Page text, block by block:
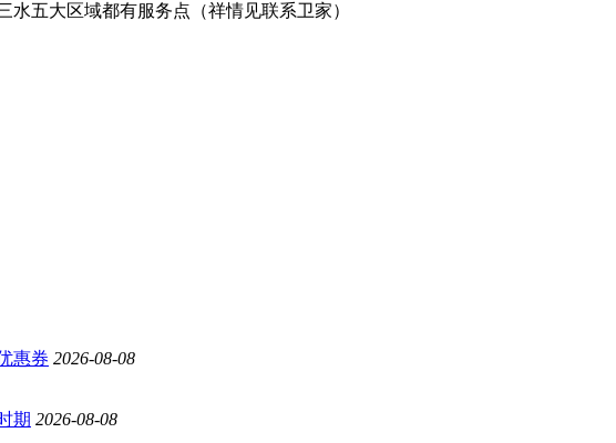
五大区域都有服务点（祥情见联系卫家）
惠券 2026-08-08
期 2026-08-08